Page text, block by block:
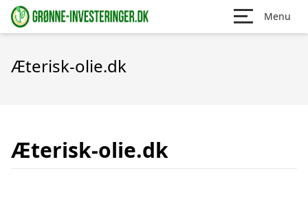
Menu
Æterisk-olie.dk
Æterisk-olie.dk